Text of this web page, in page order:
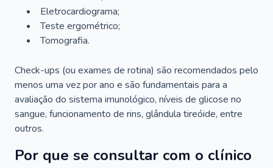
Eletrocardiograma;
Teste ergométrico;
Tomografia.
Check-ups (ou exames de rotina) são recomendados pelo
menos uma vez por ano e são fundamentais para a
avaliação do sistema imunológico, níveis de glicose no
sangue, funcionamento de rins, glândula tireóide, entre
outros.
Por que se consultar com o clínico